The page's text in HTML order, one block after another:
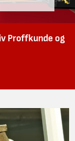
Proffkunde og